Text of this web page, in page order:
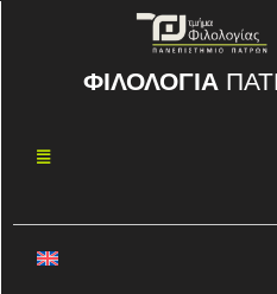
ΦΙΛΟΛΟΓΙΑ
09